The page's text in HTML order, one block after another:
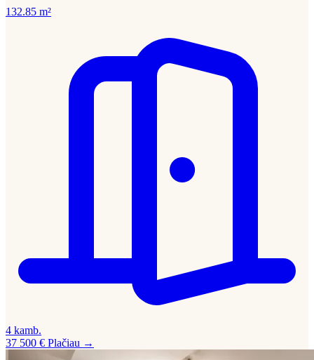
132.85 m²
4 kamb.
37 500 € Plačiau →